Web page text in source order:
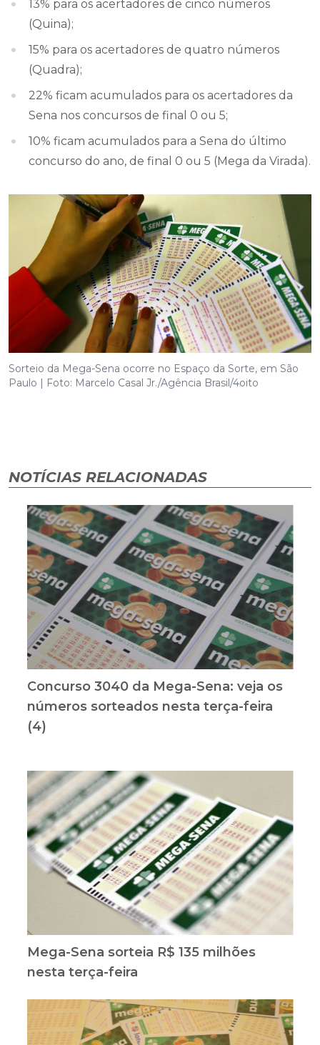
13% para os acertadores de cinco números
(Quina);
15% para os acertadores de quatro números
(Quadra);
22% ficam acumulados para os acertadores da
Sena nos concursos de final 0 ou 5;
10% ficam acumulados para a Sena do último
concurso do ano, de final 0 ou 5 (Mega da Virada).
Sorteio da Mega-Sena ocorre no Espaço da Sorte, em São
Paulo | Foto: Marcelo Casal Jr./Agência Brasil/4oito
NOTÍCIAS RELACIONADAS
Concurso 3040 da Mega-Sena: veja os
números sorteados nesta terça-feira
(4)
Mega-Sena sorteia R$ 135 milhões
nesta terça-feira